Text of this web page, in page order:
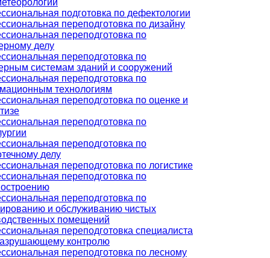
подготовка по дефектологии
переподготовка по дизайну
переподготовка по
делу
переподготовка по
системам зданий и сооружений
переподготовка по
технологиям
переподготовка по оценке и
переподготовка по
переподготовка по
делу
переподготовка по логистике
переподготовка по
переподготовка по
и обслуживанию чистых
помещений
переподготовка специалиста
контролю
переподготовка по лесному